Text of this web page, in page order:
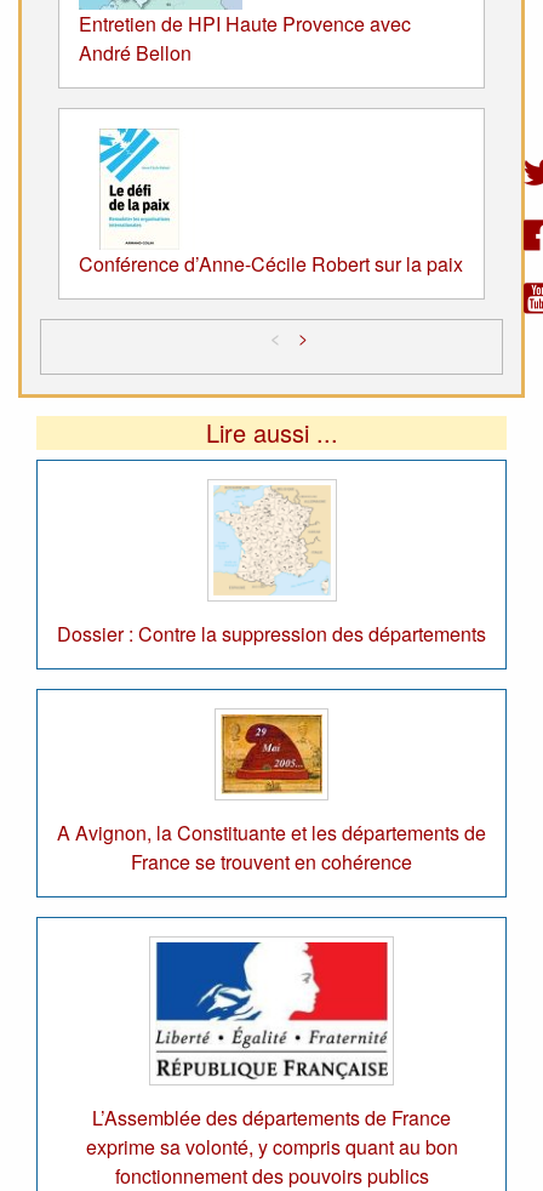
Entretien de HPI Haute Provence avec
André Bellon
Conférence d’Anne-Cécile Robert sur la paix
< >
Lire aussi ...
Dossier : Contre la suppression des départements
A Avignon, la Constituante et les départements de
France se trouvent en cohérence
L’Assemblée des départements de France
exprime sa volonté, y compris quant au bon
fonctionnement des pouvoirs publics